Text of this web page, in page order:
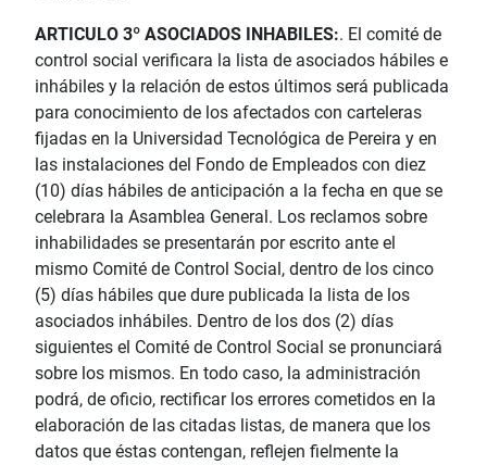
ARTICULO 3º ASOCIADOS INHABILES:. El comité de
control social verificara la lista de asociados hábiles e
inhábiles y la relación de estos últimos será publicada
para conocimiento de los afectados con carteleras
fijadas en la Universidad Tecnológica de Pereira y en
las instalaciones del Fondo de Empleados con diez
(10) días hábiles de anticipación a la fecha en que se
celebrara la Asamblea General. Los reclamos sobre
inhabilidades se presentarán por escrito ante el
mismo Comité de Control Social, dentro de los cinco
(5) días hábiles que dure publicada la lista de los
asociados inhábiles. Dentro de los dos (2) días
siguientes el Comité de Control Social se pronunciará
sobre los mismos. En todo caso, la administración
podrá, de oficio, rectificar los errores cometidos en la
elaboración de las citadas listas, de manera que los
datos que éstas contengan, reflejen fielmente la